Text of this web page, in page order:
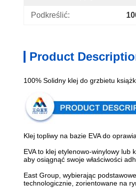
Podkreślić:
Product
100% Solidny klej do grzbietu
Klej topliwy na bazie EVA do
EVA to klej etylenowo-winylowy lub
aby osiągnąć swoje właściwości
East Group, wybierając
technologicznie, zorientowane na